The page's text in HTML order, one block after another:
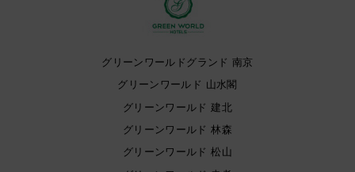
グリーンワールドグランド 南京
グリーンワールド 山水閣
グリーンワールド 建北
グリーンワールド 林森
グリーンワールド 松山